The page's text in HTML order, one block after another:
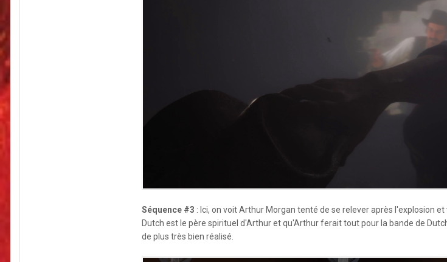
Séquence #3 : Ici, on voit Arthur Morgan tenté de se relever après l'explosion
Dutch est le père spirituel d'Arthur et qu'Arthur ferait tout pour la bande de
de plus très bien réalisé.